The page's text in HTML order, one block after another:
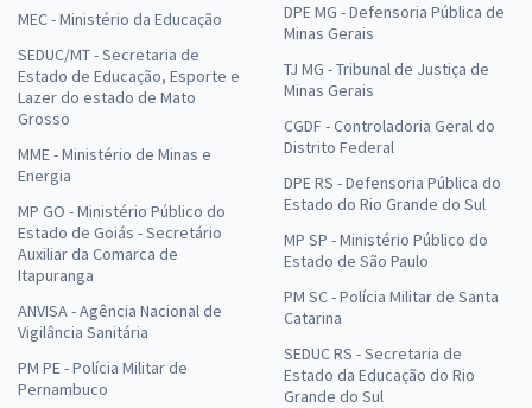
MEC - Ministério da Educação
SEDUC/MT - Secretaria de
Estado de Educação, Esporte e
Lazer do estado de Mato
Grosso
MME - Ministério de Minas e
Energia
MP GO - Ministério Público do
Estado de Goiás - Secretário
Auxiliar da Comarca de
Itapuranga
ANVISA - Agência Nacional de
Vigilância Sanitária
PM PE - Polícia Militar de
Pernambuco
DPE MG - Defensoria Pública de
Minas Gerais
TJ MG - Tribunal de Justiça de
Minas Gerais
CGDF - Controladoria Geral do
Distrito Federal
DPE RS - Defensoria Pública do
Estado do Rio Grande do Sul
MP SP - Ministério Público do
Estado de São Paulo
PM SC - Polícia Militar de Santa
Catarina
SEDUC RS - Secretaria de
Estado da Educação do Rio
Grande do Sul